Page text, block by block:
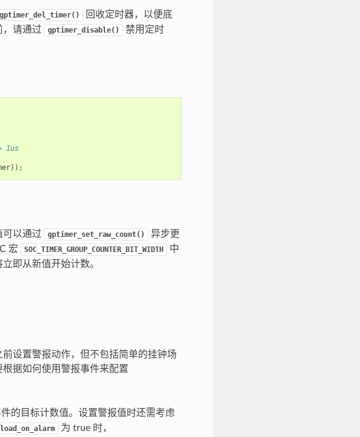
gptimer_del_timer()
回收定时器，以便底
，请通过
gptimer_disable()
禁用定时
1us
));
可以通过 gptimer_set_raw_count()
异步更
宏
SOC_TIMER_GROUP_COUNTER_BIT_WIDTH
中
即从新值开始计数。
设置警报动作，但不包括简单的挂钟场
据如何使用警报事件来配置
的目标计数值。设置警报值时还需考虑
为 true 时，